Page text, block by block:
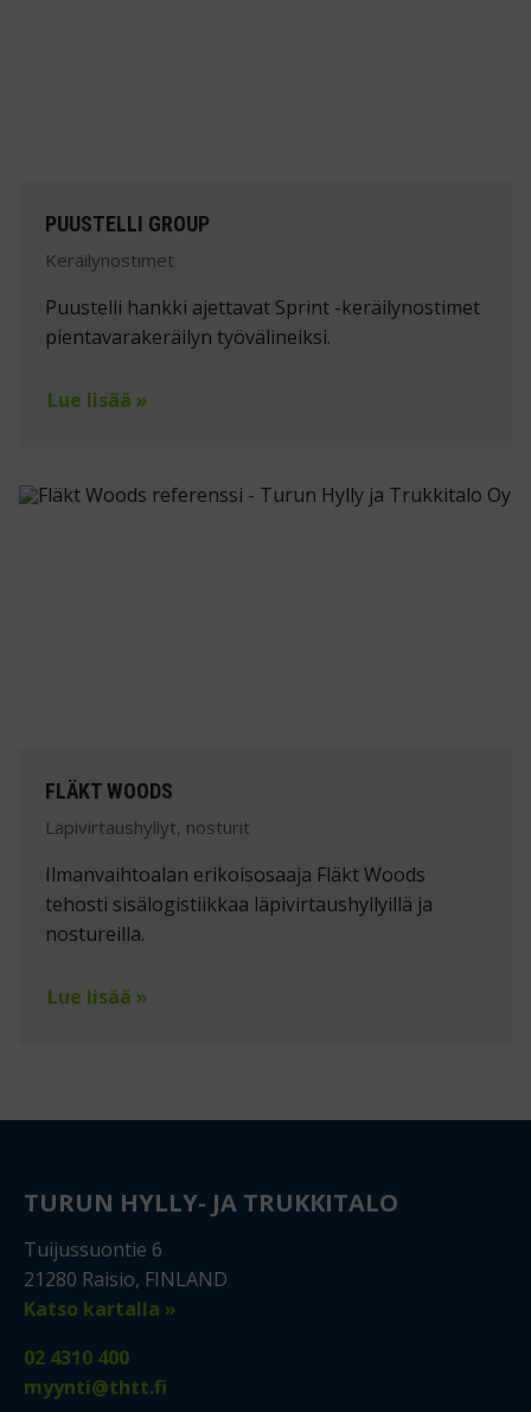
PUUSTELLI GROUP
Keräilynostimet
Puustelli hankki ajettavat Sprint -keräilynostimet
pientavarakeräilyn työvälineiksi.
Lue lisää »
FLÄKT WOODS
Läpivirtaushyllyt, nosturit
Ilmanvaihtoalan erikoisosaaja Fläkt Woods
tehosti sisälogistiikkaa läpivirtaushyllyillä ja
nostureilla.
Lue lisää »
TURUN HYLLY- JA TRUKKITALO
Tuijussuontie 6
21280 Raisio, FINLAND
Katso kartalla »
02 4310 400
myynti@thtt.fi